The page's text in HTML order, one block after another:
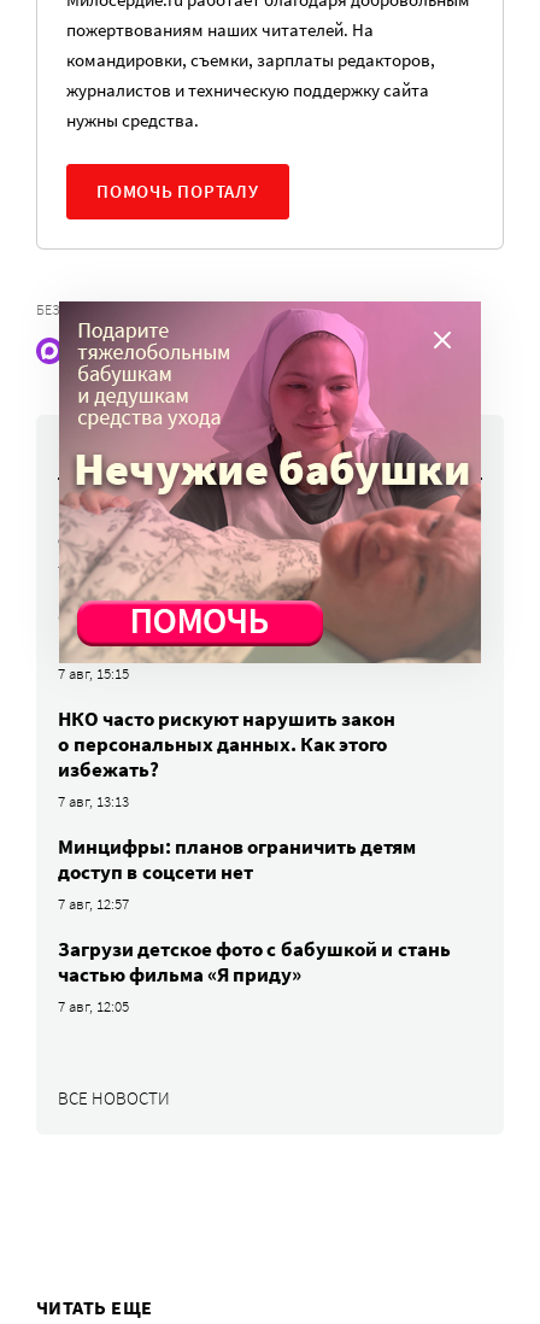
пожертвованиям наших читателей. На
командировки, съемки, зарплаты редакторов,
журналистов и техническую поддержку сайта
нужны средства.
ПОМОЧЬ ПОРТАЛУ
БЕЗДОМНЫЕ , ПРАЧЕЧНАЯ ДЛЯ БЕЗДОМНЫХ
Наши статьи и новости в Max. Подпишитесь
НОВОСТИ
Родителей детей-инвалидов просят пройти
опрос о трудоустройстве
7 авг, 15:34
«Энхерту» от рака груди включили
в перечень жизненно важных препаратов
7 авг, 15:15
НКО часто рискуют нарушить закон
о персональных данных. Как этого
избежать?
7 авг, 13:13
Минцифры: планов ограничить детям
доступ в соцсети нет
7 авг, 12:57
Загрузи детское фото с бабушкой и стань
частью фильма «Я приду»
7 авг, 12:05
ВСЕ НОВОСТИ
ЧИТАТЬ ЕЩЕ